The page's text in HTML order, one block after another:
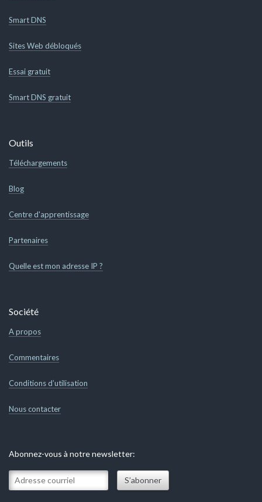
Smart DNS
Sites Web débloqués
Essai gratuit
Smart DNS gratuit
Outils
Téléchargements
Blog
Centre d'apprentissage
Partenaires
Quelle est mon adresse IP ?
Société
A propos
Commentaires
Conditions d’utilisation
Nous contacter
Abonnez-vous à notre newsletter: